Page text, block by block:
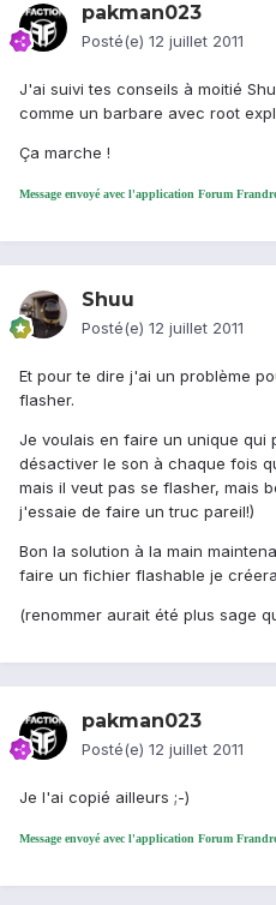
pakman023
Posté(e) 12 juillet 2011
J'ai suivi tes conseils à moitié
comme un barbare avec root
Ça marche !
Message envoyé avec l'application Forum
Shuu
Posté(e) 12 juillet 2011
Et pour te dire j'ai un problème
flasher.
Je voulais en faire un unique qui
désactiver le son à chaque fois
mais il veut pas se flasher, mais
j'essaie de faire un truc pareil!)
Bon la solution à la main
faire un fichier flashable je
(renommer aurait été plus sage
pakman023
Posté(e) 12 juillet 2011
Je l'ai copié ailleurs ;-)
Message envoyé avec l'application Forum